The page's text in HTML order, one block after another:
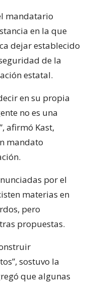
mandatario
en la que
dejar establecido
de la
estatal.
en su propia
no es una
afirmó Kast,
mandato
por el
materias en
pero
propuestas.
sostuvo la
que algunas